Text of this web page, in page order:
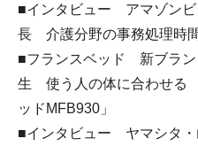
■インタビュー アマゾンビ
長 介護分野の事務処理時
■フランスベッド 新ブラン
生 使う人の体に合わせる
ッドMFB930」
■インタビュー ヤマシタ